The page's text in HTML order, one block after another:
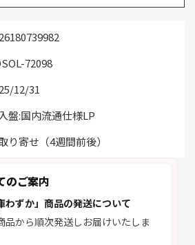
72098
12/31
盤:国内流通仕様LP
り寄せ（4週間前後）
のご案内
わずか」商品の発送について
品から順次発送しお届けいたしま